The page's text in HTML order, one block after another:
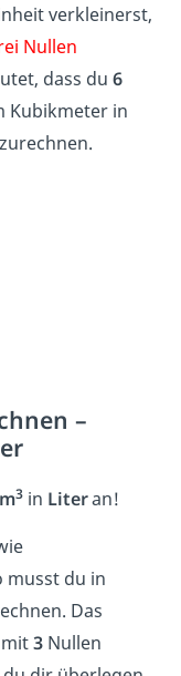
verkleinerst,
Nullen
dass du6
Kubikmeter in
–
3 in Literan!
musst du in
Das
mit3 Nullen